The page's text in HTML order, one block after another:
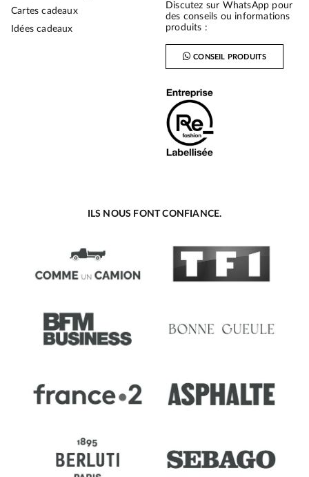
Cartes cadeaux
Idées cadeaux
Discutez sur WhatsApp pour
des conseils ou informations
produits :
CONSEIL PRODUITS
ILS NOUS FONT CONFIANCE.